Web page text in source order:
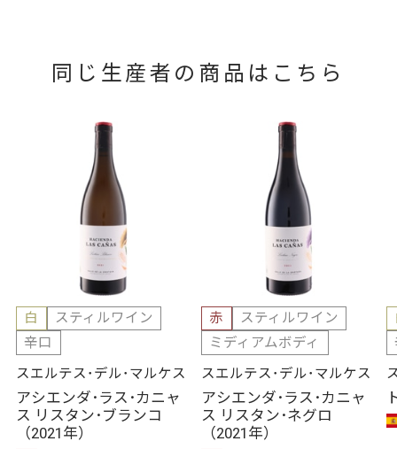
同じ生産者の商品はこちら
白
スティルワイン
辛口
スエルテス･デル･マルケス
アシエンダ･ラス･カニャ
ス リスタン･ブランコ
（2021年）
赤
スティルワイン
ミディアムボディ
スエルテス･デル･マルケス
アシエンダ･ラス･カニャ
ス リスタン･ネグロ
（2021年）